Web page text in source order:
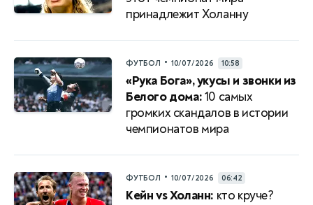
принадлежит Холанну
ФУТБОЛ • 10/07/2026 10:58
«Рука Бога», укусы и звонки из
Белого дома:10 самых
громких скандалов в истории
чемпионатов мира
ФУТБОЛ • 10/07/2026 06:42
Кейн vs Холанн: кто круче?